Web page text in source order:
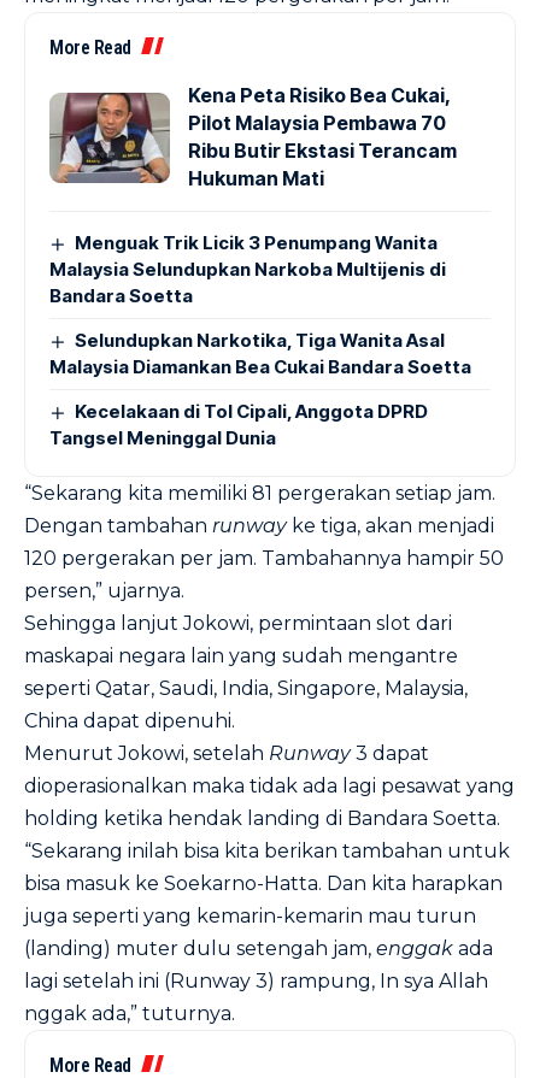
More Read
Kena Peta Risiko Bea Cukai,
Pilot Malaysia Pembawa 70
Ribu Butir Ekstasi Terancam
Hukuman Mati
Menguak Trik Licik 3 Penumpang Wanita
Malaysia Selundupkan Narkoba Multijenis di
Bandara Soetta
Selundupkan Narkotika, Tiga Wanita Asal
Malaysia Diamankan Bea Cukai Bandara Soetta
Kecelakaan di Tol Cipali, Anggota DPRD
Tangsel Meninggal Dunia
“Sekarang kita memiliki 81 pergerakan setiap jam.
Dengan tambahan runwayke tiga, akan menjadi
120 pergerakan per jam. Tambahannya hampir 50
persen,” ujarnya.
Sehingga lanjut Jokowi, permintaan slot dari
maskapai negara lain yang sudah mengantre
seperti Qatar, Saudi, India, Singapore, Malaysia,
China dapat dipenuhi.
Menurut Jokowi, setelah Runway3 dapat
dioperasionalkan maka tidak ada lagi pesawat yang
holding ketika hendak landing di Bandara Soetta.
“Sekarang inilah bisa kita berikan tambahan untuk
bisa masuk ke Soekarno-Hatta. Dan kita harapkan
juga seperti yang kemarin-kemarin mau turun
(landing) muter dulu setengah jam, enggak ada
lagi setelah ini (Runway 3) rampung, In sya Allah
nggak ada,” tuturnya.
More Read